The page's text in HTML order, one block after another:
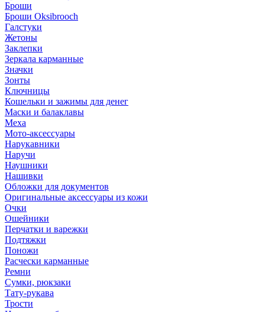
Броши
Броши Oksibrooch
Галстуки
Жетоны
Заклепки
Зеркала карманные
Значки
Зонты
Ключницы
Кошельки и зажимы для денег
Маски и балаклавы
Меха
Мото-аксессуары
Нарукавники
Наручи
Наушники
Нашивки
Обложки для документов
Оригинальные аксессуары из кожи
Очки
Ошейники
Перчатки и варежки
Подтяжки
Поножи
Расчески карманные
Ремни
Сумки, рюкзаки
Тату-рукава
Трости